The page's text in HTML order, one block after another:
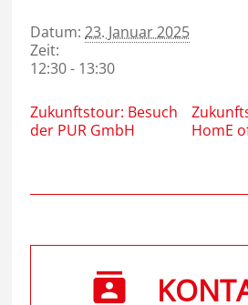
Datum: 23. Januar 2025
Zeit:
12:30 - 13:30
Zukunftstour: Besuch
der PUR GmbH
HomE